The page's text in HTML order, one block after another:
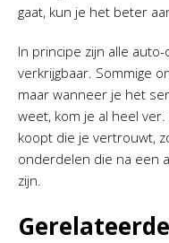
gaat, kun je het beter
In principe zijn alle
verkrijgbaar. Sommige
maar wanneer je het
weet, kom je al heel
koopt die je vertrouwt,
onderdelen die na een
zijn.